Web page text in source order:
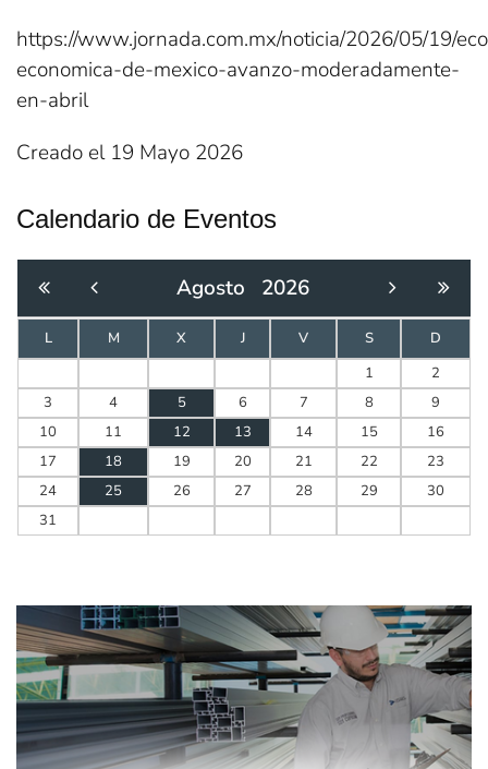
https://www.jornada.com.mx/noticia/2026/05/19/
economica-de-mexico-avanzo-moderadamente-
en-abril
Creado el 19 Mayo 2026
Calendario de Eventos
Agosto 2026
L M X J V S
D
1
2
3
4 5 6 7 8
9
10
11 12 13 14 15
16
17
18 19 20 21 22
23
24
25 26 27 28 29
30
31